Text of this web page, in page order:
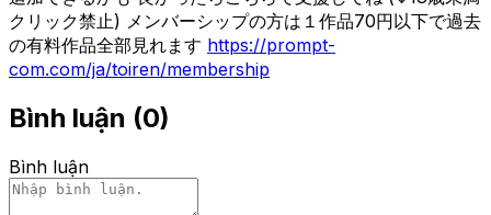
クリック禁止) メンバーシップの方は１作品70円以下で過去
の有料作品全部見れます https://prompt-
com.com/ja/toiren/membership
Bình luận (0)
Bình luận